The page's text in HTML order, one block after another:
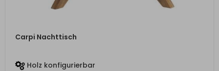
Carpi Nachttisch
Holz konfigurierbar